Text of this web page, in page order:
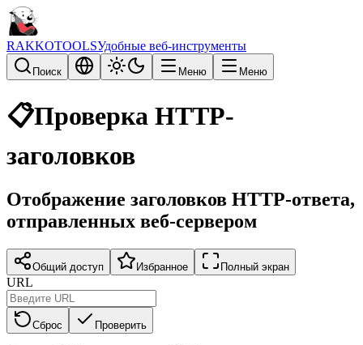
RAKKOTOOLSУдобные веб-инструменты
Поиск Меню Меню
📋Проверка HTTP-
заголовков
Отображение заголовков HTTP-ответа,
отправленных веб-сервером
Общий доступ Избранное Полный экран
URL
Сброс Проверить